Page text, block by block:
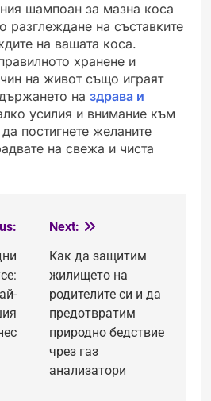
шампоан за мазна коса
разглеждане на съставките
на вашата коса.
хранене и
на живот също играят
на здрава и
усилия и внимание към
постигнете желаните
на свежа и чиста
Next:
Как да защитим
жилището на
родителите си и да
предотвратим
природно бедствие
чрез газ
анализатори